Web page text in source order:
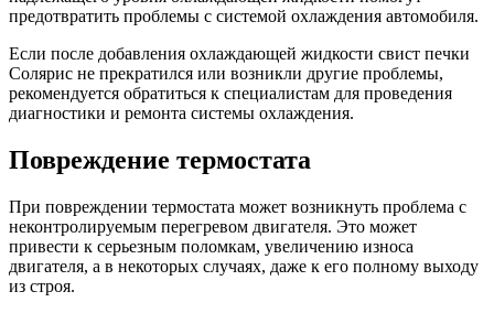
предотвратить проблемы с системой охлаждения автомобиля.
Если после добавления охлаждающей жидкости свист печки
Солярис не прекратился или возникли другие проблемы,
рекомендуется обратиться к специалистам для проведения
диагностики и ремонта системы охлаждения.
Повреждение термостата
При повреждении термостата может возникнуть проблема с
неконтролируемым перегревом двигателя. Это может
привести к серьезным поломкам, увеличению износа
двигателя, а в некоторых случаях, даже к его полному выходу
из строя.